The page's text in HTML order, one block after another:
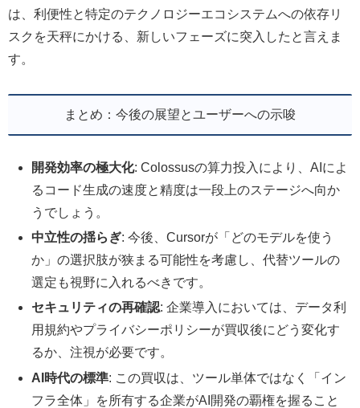
は、利便性と特定のテクノロジーエコシステムへの依存リ
スクを天秤にかける、新しいフェーズに突入したと言えま
す。
まとめ：今後の展望とユーザーへの示唆
開発効率の極大化: Colossusの算力投入により、AIによ
るコード生成の速度と精度は一段上のステージへ向か
うでしょう。
中立性の揺らぎ: 今後、Cursorが「どのモデルを使う
か」の選択肢が狭まる可能性を考慮し、代替ツールの
選定も視野に入れるべきです。
セキュリティの再確認: 企業導入においては、データ利
用規約やプライバシーポリシーが買収後にどう変化す
るか、注視が必要です。
AI時代の標準: この買収は、ツール単体ではなく「イン
フラ全体」を所有する企業がAI開発の覇権を握ること